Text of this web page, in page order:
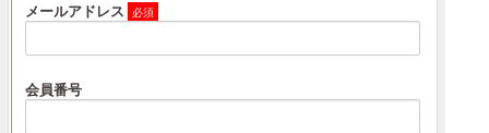
メールアドレス
会員番号